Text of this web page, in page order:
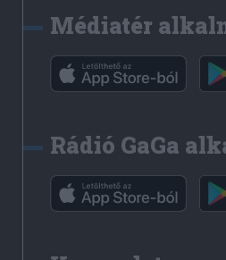
Médiatér
Rádió GaGa